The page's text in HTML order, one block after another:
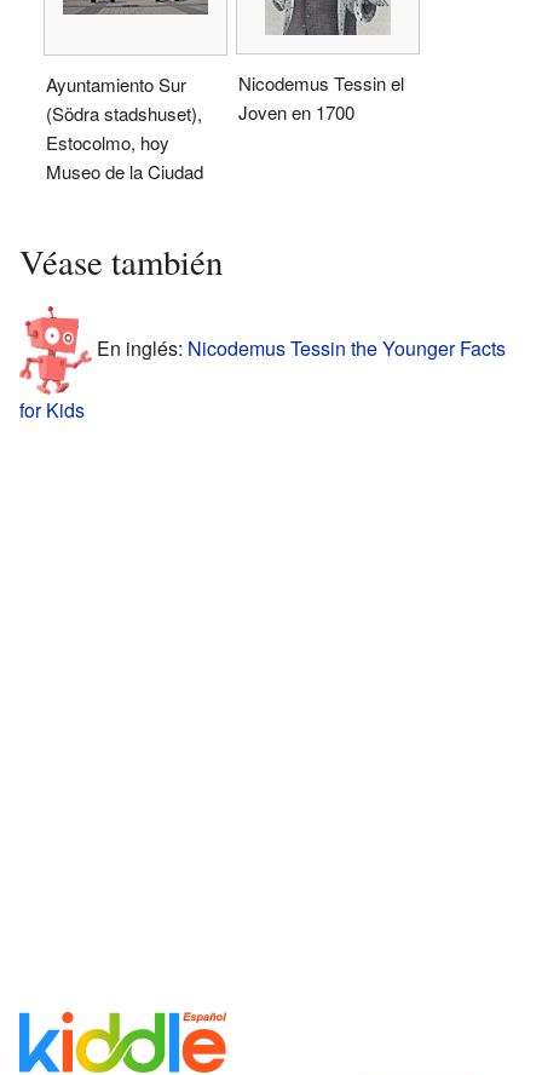
Ayuntamiento Sur
(Södra stadshuset),
Estocolmo, hoy
Museo de la Ciudad
Nicodemus Tessin el
Joven en 1700
Véase también
En inglés: Nicodemus Tessin the Younger Facts
for Kids